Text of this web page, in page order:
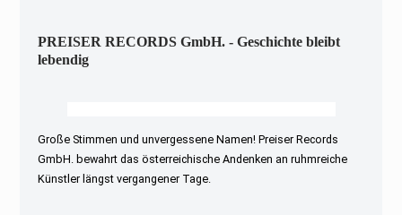
PREISER RECORDS GmbH. - Geschichte bleibt
lebendig
Große Stimmen und unvergessene Namen! Preiser Records
GmbH. bewahrt das österreichische Andenken an ruhmreiche
Künstler längst vergangener Tage.